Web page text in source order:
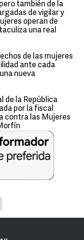
también de la
de vigilar y
operan de
una real
de las mujeres
ante cada
nueva
de la República
por la fiscal
contra las Mujeres